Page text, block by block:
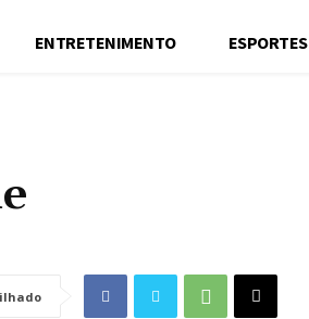
ENTRETENIMENTO ESPORTES